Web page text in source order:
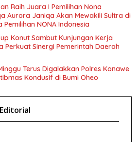
‎Raih Juara I Pemilihan Nona
Aurora Janiqa Akan Mewakili Sultra di
NONA Indonesia
Konut Sambut Kunjungan Kerja
Perkuat Sinergi Pemerintah Daerah
Terus Digalakkan Polres Konawe
Kondusif di Bumi Oheo
Editorial